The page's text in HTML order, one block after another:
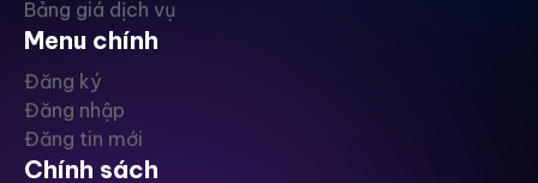
Bảng giá dịch vụ
Menu chính
Đăng ký
Đăng nhập
Đăng tin mới
Chính sách